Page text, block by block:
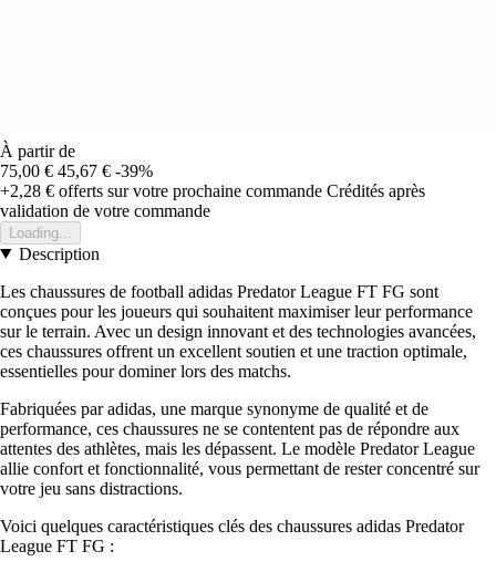
À partir de
75,00 € 45,67 € -39%
+2,28 € offerts sur votre prochaine commande Crédités après
validation de votre commande
Loading...
Description
Les chaussures de football adidas Predator League FT FG sont
conçues pour les joueurs qui souhaitent maximiser leur performance
sur le terrain. Avec un design innovant et des technologies avancées,
ces chaussures offrent un excellent soutien et une traction optimale,
essentielles pour dominer lors des matchs.
Fabriquées par adidas, une marque synonyme de qualité et de
performance, ces chaussures ne se contentent pas de répondre aux
attentes des athlètes, mais les dépassent. Le modèle Predator League
allie confort et fonctionnalité, vous permettant de rester concentré sur
votre jeu sans distractions.
Voici quelques caractéristiques clés des chaussures adidas Predator
League FT FG :